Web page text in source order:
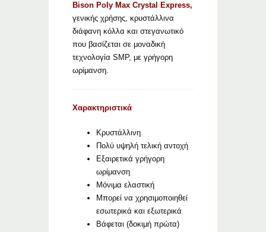
Bison Poly Max Crystal Express,
γενικής χρήσης, κρυστάλλινα
διάφανη κόλλα και στεγανωτικό
που βασίζεται σε μοναδική
τεχνολογία SMP, με γρήγορη
ωρίμανση.
Χαρακτηριστικά
Κρυστάλλινη
Πολύ υψηλή τελική αντοχή
Εξαιρετικά γρήγορη
ωρίμανση
Μόνιμα ελαστική
Μπορεί να χρησιμοποιηθεί
εσωτερικά και εξωτερικά
Βάφεται (δοκιμή πρώτα)